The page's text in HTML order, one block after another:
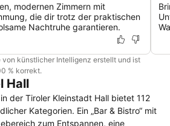
modernen Zimmern mit
die dir trotz der praktischen
Nachtruhe garantieren.
künstlicher Intelligenz erstellt und ist
% korrekt.
Hall
der Tiroler Kleinstadt Hall bietet 112
Kategorien. Ein „Bar & Bistro“ mit
zum Entspannen, eine